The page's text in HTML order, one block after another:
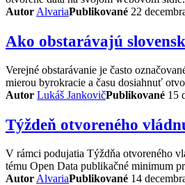
Autor AlvariaPublikované 22
Ako obstarávajú
Verejné obstarávanie je často
mierou byrokracie a času dosiahnuť
Autor Lukáš JankovičPublikované 15
Týždeň otvoreného
V rámci podujatia Týždňa otvoreného
tému Open Data publikačné minimum
Autor AlvariaPublikované 14